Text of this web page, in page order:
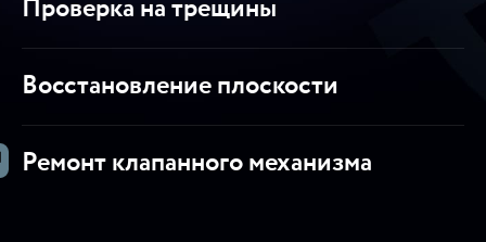
Проверка на трещины
Восстановление плоскости
Ремонт клапанного механизма